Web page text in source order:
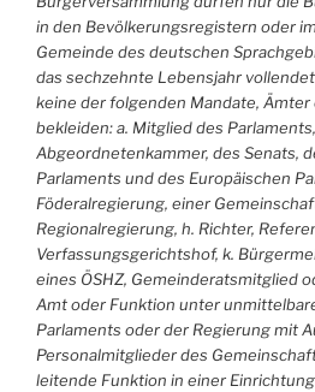
in den Bevölkerungsregistern oder
Gemeinde des deutschen
das sechzehnte Lebensjahr
keine der folgenden Mandate,
bekleiden: a. Mitglied des
Abgeordnetenkammer, des Senats,
Parlaments und des Europäischen
Föderalregierung, einer
Regionalregierung, h. Richter,
Verfassungsgerichtshof, k.
eines ÖSHZ, Gemeinderatsmitglied
Amt oder Funktion unter
Parlaments oder der Regierung mit
Personalmitglieder des
leitende Funktion in einer